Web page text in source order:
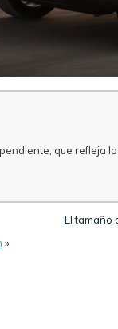
que refleja
El tamaño
»